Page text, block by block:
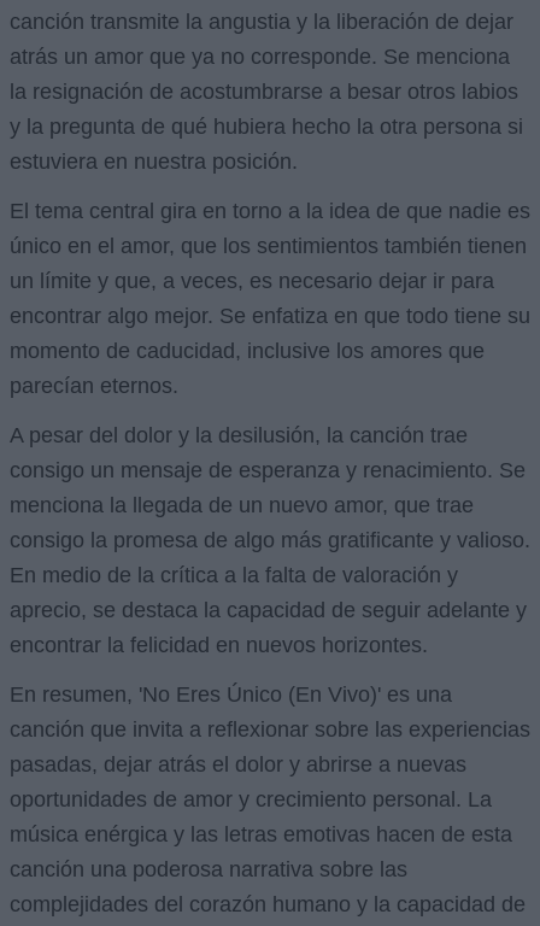
canción transmite la angustia y la liberación de dejar
atrás un amor que ya no corresponde. Se menciona
la resignación de acostumbrarse a besar otros labios
y la pregunta de qué hubiera hecho la otra persona si
estuviera en nuestra posición.
El tema central gira en torno a la idea de que nadie es
único en el amor, que los sentimientos también tienen
un límite y que, a veces, es necesario dejar ir para
encontrar algo mejor. Se enfatiza en que todo tiene su
momento de caducidad, inclusive los amores que
parecían eternos.
A pesar del dolor y la desilusión, la canción trae
consigo un mensaje de esperanza y renacimiento. Se
menciona la llegada de un nuevo amor, que trae
consigo la promesa de algo más gratificante y valioso.
En medio de la crítica a la falta de valoración y
aprecio, se destaca la capacidad de seguir adelante y
encontrar la felicidad en nuevos horizontes.
En resumen, 'No Eres Único (En Vivo)' es una
canción que invita a reflexionar sobre las experiencias
pasadas, dejar atrás el dolor y abrirse a nuevas
oportunidades de amor y crecimiento personal. La
música enérgica y las letras emotivas hacen de esta
canción una poderosa narrativa sobre las
complejidades del corazón humano y la capacidad de